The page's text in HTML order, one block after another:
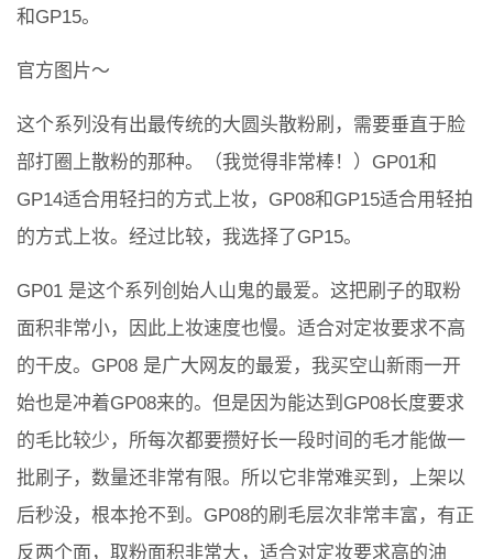
和GP15。
官方图片～
这个系列没有出最传统的大圆头散粉刷，需要垂直于脸
部打圈上散粉的那种。（我觉得非常棒！）GP01和
GP14适合用轻扫的方式上妆，GP08和GP15适合用轻拍
的方式上妆。经过比较，我选择了GP15。
GP01 是这个系列创始人山鬼的最爱。这把刷子的取粉
面积非常小，因此上妆速度也慢。适合对定妆要求不高
的干皮。GP08 是广大网友的最爱，我买空山新雨一开
始也是冲着GP08来的。但是因为能达到GP08长度要求
的毛比较少，所每次都要攒好长一段时间的毛才能做一
批刷子，数量还非常有限。所以它非常难买到，上架以
后秒没，根本抢不到。GP08的刷毛层次非常丰富，有正
反两个面，取粉面积非常大，适合对定妆要求高的油